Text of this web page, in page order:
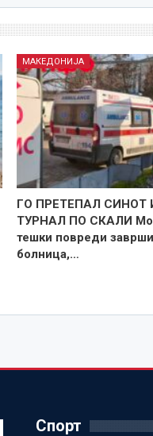
МАКЕДОНИЈА
ГО ПРЕТЕПАЛ СИНОТ
ТУРНАЛ ПО СКАЛИ
тешки повреди
болница,…
Спорт